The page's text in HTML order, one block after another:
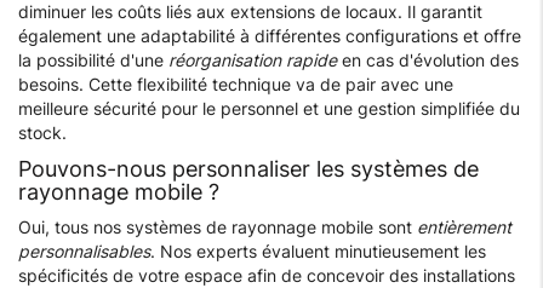
diminuer les coûts liés aux extensions de locaux. Il garantit
également une adaptabilité à différentes configurations et offre
la possibilité d'une réorganisation rapideen cas d'évolution des
besoins. Cette flexibilité technique va de pair avec une
meilleure sécurité pour le personnel et une gestion simplifiée du
stock.
Pouvons-nous personnaliser les systèmes de
rayonnage mobile ?
Oui, tous nos systèmes de rayonnage mobile sont entièrement
personnalisables. Nos experts évaluent minutieusement les
spécificités de votre espace afin de concevoir des installations